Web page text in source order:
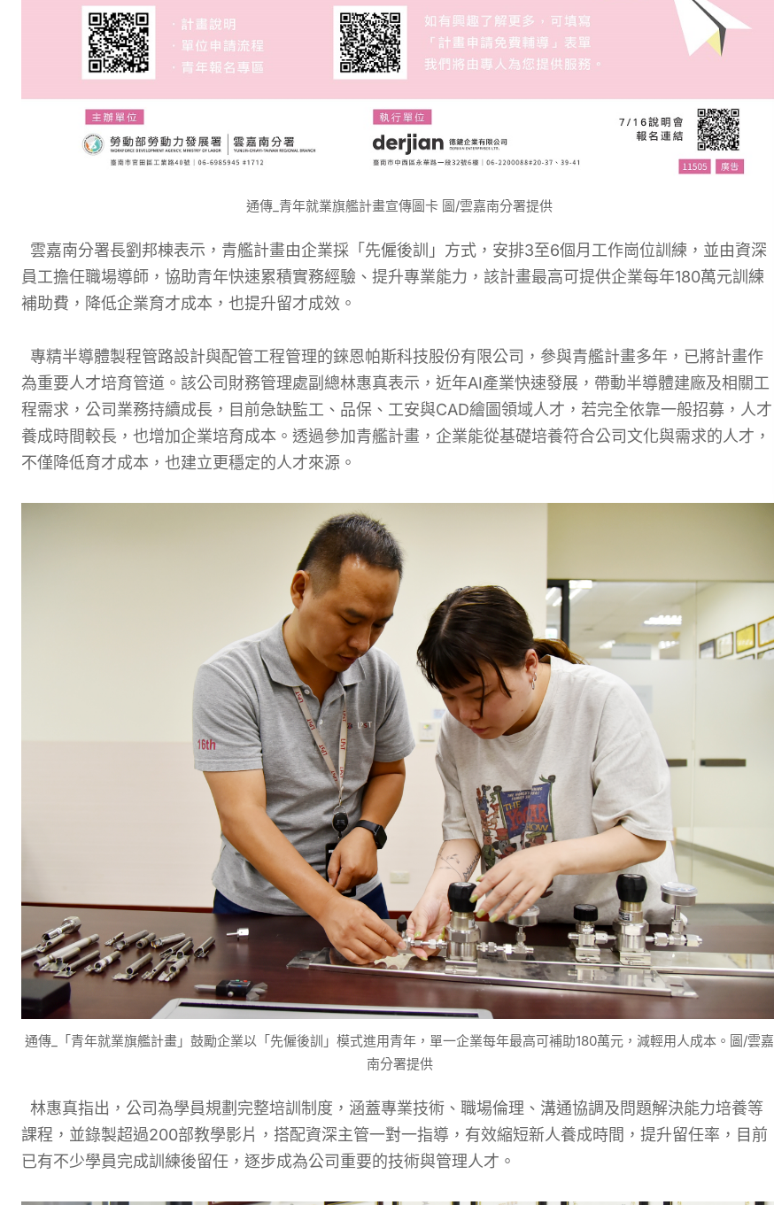
通傳_青年就業旗艦計畫宣傳圖卡 圖/雲嘉南分署提供
雲嘉南分署長劉邦棟表示，青艦計畫由企業採「先僱後訓」方式，安排3至6個月工作崗位訓練，並由資深
員工擔任職場導師，協助青年快速累積實務經驗、提升專業能力，該計畫最高可提供企業每年180萬元訓練
補助費，降低企業育才成本，也提升留才成效。
專精半導體製程管路設計與配管工程管理的錸恩帕斯科技股份有限公司，參與青艦計畫多年，已將計畫作
為重要人才培育管道。該公司財務管理處副總林惠真表示，近年AI產業快速發展，帶動半導體建廠及相關工
程需求，公司業務持續成長，目前急缺監工、品保、工安與CAD繪圖領域人才，若完全依靠一般招募，人才
養成時間較長，也增加企業培育成本。透過參加青艦計畫，企業能從基礎培養符合公司文化與需求的人才，
不僅降低育才成本，也建立更穩定的人才來源。
通傳_「青年就業旗艦計畫」鼓勵企業以「先僱後訓」模式進用青年，單一企業每年最高可補助180萬元，減輕用人成本。圖/雲嘉
南分署提供
林惠真指出，公司為學員規劃完整培訓制度，涵蓋專業技術、職場倫理、溝通協調及問題解決能力培養等
課程，並錄製超過200部教學影片，搭配資深主管一對一指導，有效縮短新人養成時間，提升留任率，目前
已有不少學員完成訓練後留任，逐步成為公司重要的技術與管理人才。